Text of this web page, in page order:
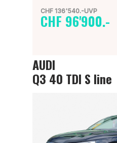
CHF 136'540.-UVP
CHF 96'900.-
AUDI
Q3 40 TDI S line